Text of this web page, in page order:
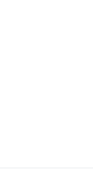
زیر میتوان
خبر
«دخترکی تنها،
کارگردان و
طراح پوستر: